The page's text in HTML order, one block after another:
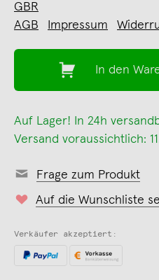
GBR
AGB
Impressum
In den
Auf Lager! In 24h
Versand voraussichtlich:
Frage zum Produkt
Auf die Wunschliste
Verkäufer akzeptiert: